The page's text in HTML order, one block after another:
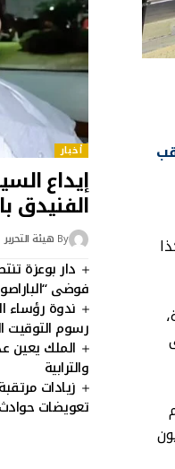
نهاية هذه السنة إلى 55 مليون
أخبار
إيداع
الفنيدق
By هيئة التحرير
دار بوعزة
فوضى
ندوة رؤساء
رسوم التوقيت
الملك يعين
والترابية
زيادات
تعويضات